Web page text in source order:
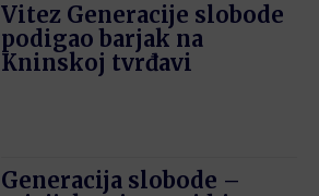
Vitez Generacije slobode
podigao barjak na
Kninskoj tvrđavi
Generacija slobode –